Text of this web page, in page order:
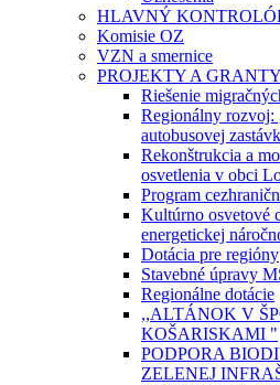
HLAVNÝ
Komisie OZ
VZN a smernice
PROJEKTY A GRANTY
Riešenie
Regionálny rozvoj:
autobusovej
Rekonštrukcia a
osvetlenia v obci
Program
Kultúrno osvetové
energetickej
Dotácia pre regióny
Stavebné úpravy
Regionálne dotácie
,,ALTÁNOK V
KOŠARISKAMI "
PODPORA
ZELENEJ